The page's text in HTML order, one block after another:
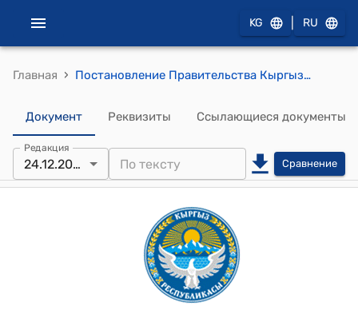
KG RU
Главная › Постановление Правительства Кыргызской Республики от 27 августа 2007 года № 377 "О внесении изменений и дополнений и признании утратившими силу некоторых решений Правительства Кыргызской Республики"
Документ Реквизиты Ссылающиеся документы
Редакция
24.12.2025 Сравнение